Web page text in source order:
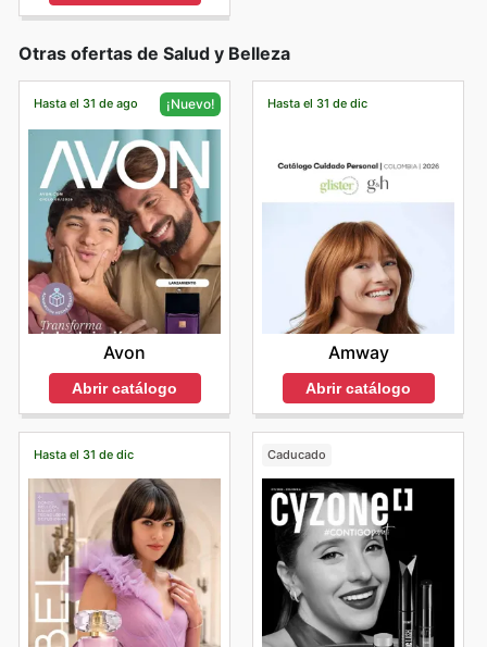
Otras ofertas de Salud y Belleza
Hasta el 31 de ago ¡Nuevo!
Avon
Abrir catálogo
Hasta el 31 de dic
Amway
Abrir catálogo
Hasta el 31 de dic Caducado